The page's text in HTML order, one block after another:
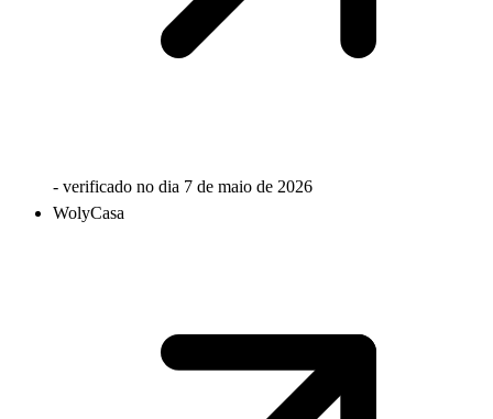
- verificado no dia 7 de maio de 2026
WolyCasa